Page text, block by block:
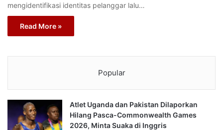
mengidentifikasi identitas pelanggar lalu…
Read More »
Popular
Atlet Uganda dan Pakistan Dilaporkan
Hilang Pasca-Commonwealth Games
2026, Minta Suaka di Inggris